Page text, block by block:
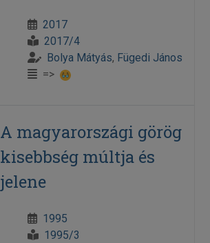
2017
2017/4
Bolya Mátyás, Fügedi János
=>
A magyarországi görög
kisebbség múltja és
jelene
1995
1995/3